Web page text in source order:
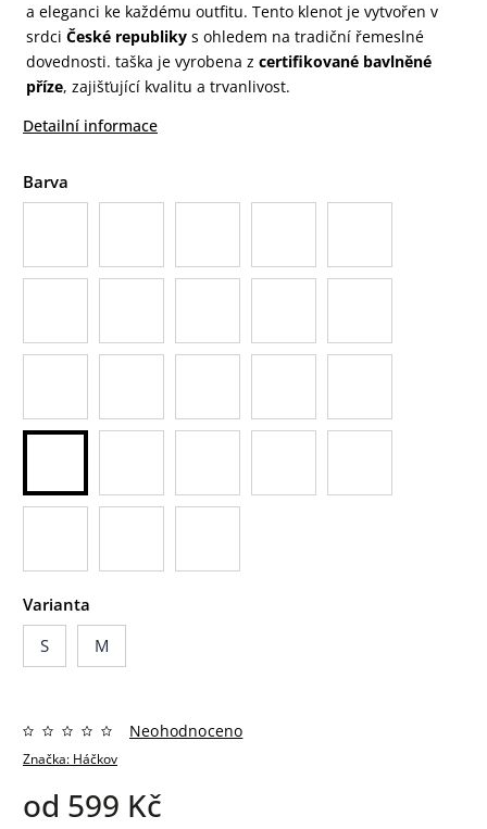
a eleganci ke každému outfitu. Tento klenot je vytvořen v
srdci České republiky s ohledem na tradiční řemeslné
dovednosti. taška je vyrobena z certifikované bavlněné
příze, zajišťující kvalitu a trvanlivost.
Detailní informace
Barva
Varianta
S
M
Značka: Háčkov
Neohodnoceno
od 599 Kč